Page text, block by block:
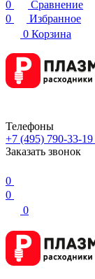
0
Сравнение
0
Избранное
0 Корзина
Телефоны
+7 (495) 790-33-19
Заказать звонок
0
0
0